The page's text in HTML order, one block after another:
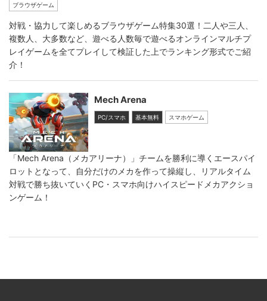
ブラウザゲーム
対戦・協力して楽しめるブラウザゲーム特集30選！二人や三人、
複数人、大多数など、遊べる人数毎で遊べるオンラインマルチプ
レイゲームを全てプレイして検証した上でランキング形式でご紹
介！
Mech Arena
PC/スマホ 基本無料 スマホゲーム
「Mech Arena（メカアリーナ）」チームを勝利に導くエースパイ
ロットとなって、自分だけのメカを作って操縦し、リアルタイム
対戦で勝ち抜いていくPC・スマホ向けハイスピードメカアクショ
ンゲーム！